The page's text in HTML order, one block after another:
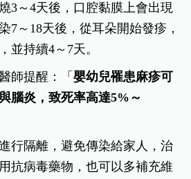
3～4天後，口腔黏膜上會出現
7～18天後，從耳朵開始發疹，
並持續4～7天。
師提醒：「嬰幼兒罹患麻疹可
腦炎，致死率高達5%～
行隔離，避免傳染給家人，治
抗病毒藥物，也可以多補充維